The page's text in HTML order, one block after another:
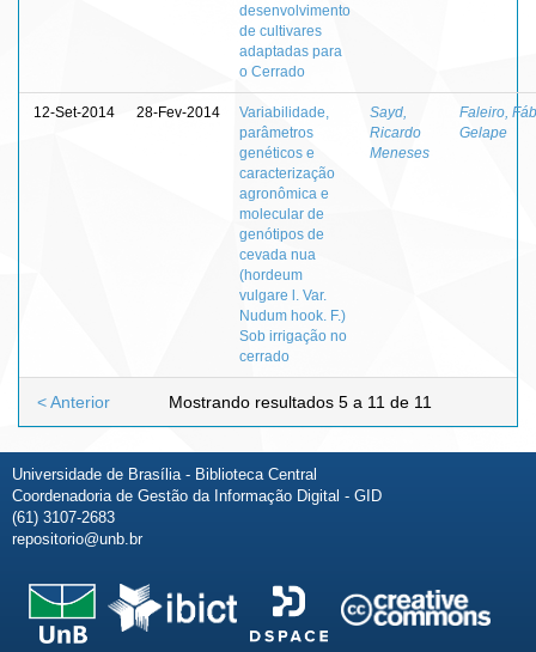
desenvolvimento
de cultivares
adaptadas para
o Cerrado
12-Set-2014 28-Fev-2014
Variabilidade,
parâmetros
genéticos e
caracterização
agronômica e
molecular de
genótipos de
cevada nua
(hordeum
vulgare l. Var.
Nudum hook. F.)
Sob irrigação no
cerrado
Sayd,
Ricardo
Meneses
Faleiro,
Gelape
Mostrando resultados 5 a 11 de 11
< Anterior
Universidade de Brasília - Biblioteca Central
Coordenadoria de Gestão da Informação Digital - GID
(61) 3107-2683
repositorio@unb.br